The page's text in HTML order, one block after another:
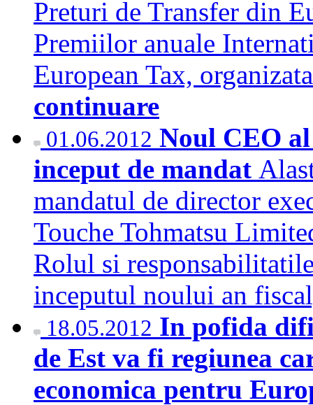
Preturi de Transfer din
Premiilor anuale
European Tax,
continuare
01.06.2012 Noul CEO
inceput de mandat
mandatul de director
Touche Tohmatsu
Rolul si
inceputul noului an
18.05.2012 In pofida
de Est va fi regiunea
economica pentru